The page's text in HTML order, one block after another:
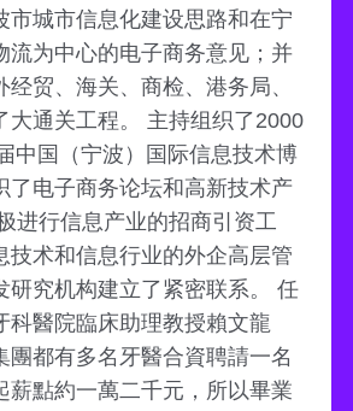
市城市信息化建设思路和在宁
流为中心的电子商务意见；并
贸、海关、商检、港务局、
大通关工程。 主持组织了2000
中国（宁波）国际信息技术博
了电子商务论坛和高新技术产
进行信息产业的招商引资工
技术和信息行业的外企高层管
研究机构建立了紧密联系。 任
科醫院臨床助理教授賴文龍
團都有多名牙醫合資聘請一名
薪點約一萬二千元，所以畢業